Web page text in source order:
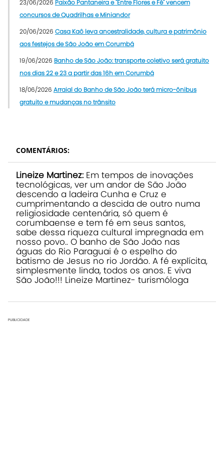
23/06/2026 Paixão Pantaneira e "Entre Flores e Fé" vencem
concursos de Quadrilhas e Miniandor
20/06/2026 Casa Kaô leva ancestralidade, cultura e patrimônio
aos festejos de São João em Corumbá
19/06/2026 Banho de São João: transporte coletivo será gratuito
nos dias 22 e 23 a partir das 16h em Corumbá
18/06/2026 Arraial do Banho de São João terá micro-ônibus
gratuito e mudanças no trânsito
COMENTÁRIOS:
Lineize Martinez: Em tempos de inovações
tecnológicas, ver um andor de São João
descendo a ladeira Cunha e Cruz e
cumprimentando a descida de outro numa
religiosidade centenária, só quem é
corumbaense e tem fé em seus santos,
sabe dessa riqueza cultural impregnada em
nosso povo.. O banho de São João nas
águas do Rio Paraguai é o espelho do
batismo de Jesus no rio Jordão. A fé explícita,
simplesmente linda, todos os anos. E viva
São João!!! Lineize Martinez- turismóloga
PUBLICIDADE